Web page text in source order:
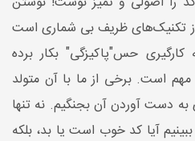
تکنیک‌های ظریف بی شماری است
حس"پاکیزگی" بکار برده
است. برخی از ما با آن متولد
به دست آوردن آن بجنگیم. نه تنها
آیا کد خوب است یا بد، بلکه